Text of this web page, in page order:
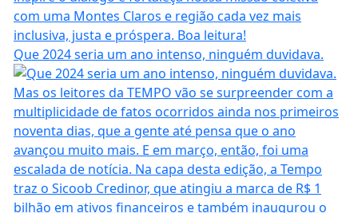
Que 2024 seria um ano intenso, ninguém duvidava.